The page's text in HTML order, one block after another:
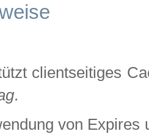
clientseitiges
.
von